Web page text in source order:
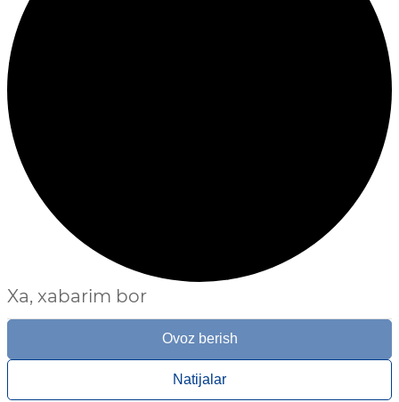
Xa, xabarim bor
Ovoz berish
Natijalar